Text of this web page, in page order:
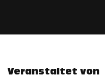
Veranstaltet von